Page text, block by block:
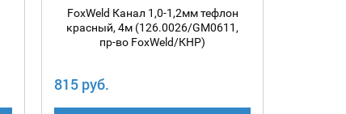
FoxWeld Канал 1,0-1,2мм тефлон
красный, 4м (126.0026/GM0611,
пр-во FoxWeld/КНР)
815 руб.